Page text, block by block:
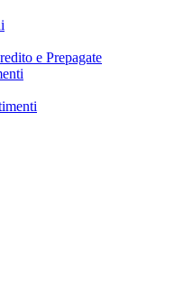
e Prepagate